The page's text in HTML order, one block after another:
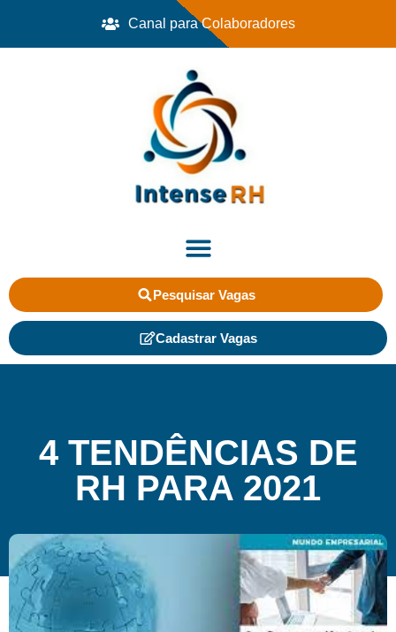
Canal para Colaboradores
Pesquisar Vagas
Cadastrar Vagas
4 TENDÊNCIAS DE
RH PARA 2021